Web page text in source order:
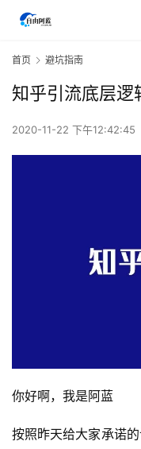
首页 避坑指南
知乎引流底层逻
2020-11-22 下午12:42:45
你好啊，我是阿蓝
按照昨天给大家承诺